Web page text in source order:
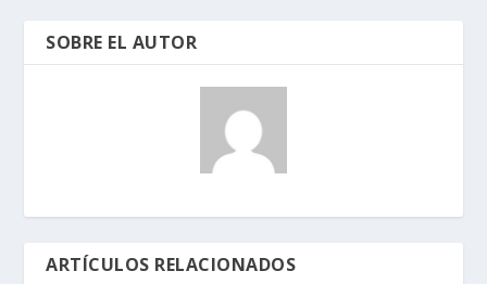
SOBRE EL AUTOR
ARTÍCULOS RELACIONADOS